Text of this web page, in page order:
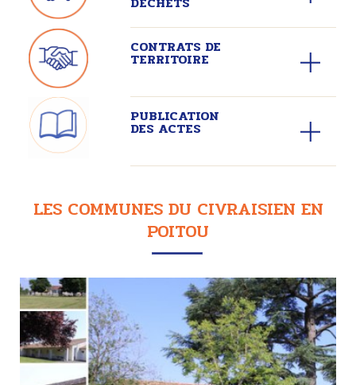
CONTRATS DE
TERRITOIRE
PUBLICATION
DES ACTES
LES COMMUNES DU CIVRAISIEN EN
POITOU